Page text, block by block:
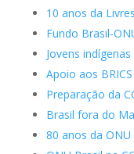
10 anos da
Fundo Brasil-
Jovens
Apoio aos BRICS
Preparação da
Brasil fora do
80 anos da ONU